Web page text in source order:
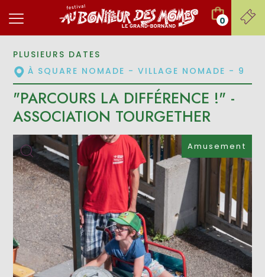
0
Amusement
PLUSIEURS DATES
À SQUARE NOMADE - VILLAGE NOMADE - 9
"PARCOURS LA DIFFÉRENCE !" -
ASSOCIATION TOURGETHER